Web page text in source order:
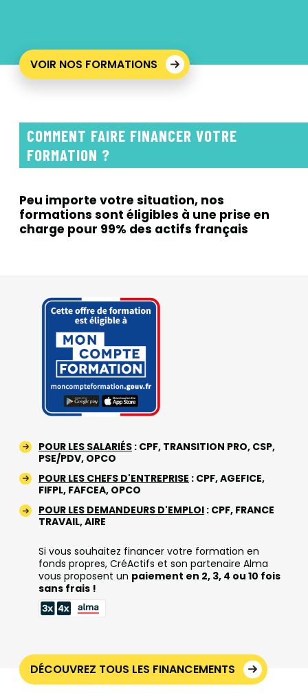
VOIR NOS FORMATIONS
COMMENT FAIRE FINANCER VOTRE
FORMATION ?
Peu importe votre situation, nos
formations sont éligibles à une prise en
charge pour 99% des actifs français
POUR LES SALARIÉS : CPF, TRANSITION PRO, CSP,
PSE/PDV, OPCO
POUR LES CHEFS D'ENTREPRISE : CPF, AGEFICE,
FIFPL, FAFCEA, OPCO
POUR LES DEMANDEURS D'EMPLOI : CPF, FRANCE
TRAVAIL, AIRE
Si vous souhaitez financer votre formation en
fonds propres, CréActifs et son partenaire Alma
vous proposent un paiement en 2, 3, 4 ou 10 fois
sans frais !
DÉCOUVREZ TOUS LES FINANCEMENTS